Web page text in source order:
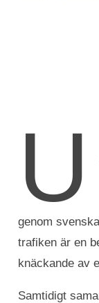
U
genom
trafiken är en
knäckande av
Samtidigt